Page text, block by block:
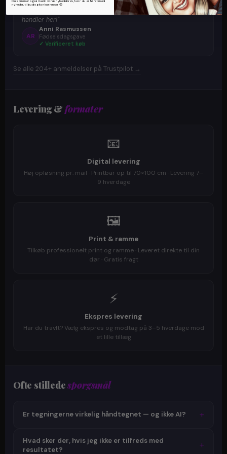
rettet til min fulde tilfredshed. Det er ikke sidste gang jeg
handler her!"
AR
Anni Rasmussen
Fødselsdagsgave
✓ Verificeret køb
Se alle 204+ anmeldelser på Trustpilot →
Levering &formater
📧
Digital levering
Høj opløsning pr. mail · Printbar op til 70×100 cm · Levering 7–
9 hverdage
🖼️
Print & ramme
Tilkøb professionelt print og ramme · Leveret direkte til din
dør · Gratis fragt
⚡
Ekspres levering
Har du travlt? Vælg ekspres og modtag på 3–5 hverdage mod
et lille tillæg
Ofte stilledespørgsmål
Er tegningerne virkelig håndtegnet — og ikke AI? +
bunden. Vi bruger ingen AI-generering, ingen digitale
Hvad sker der, hvis jeg ikke er tilfreds med
resultatet?
+
Du kommer også med i vores nyhedsbrev, hvor du er først med
nyheder, tilbud og konkurrencer 😍